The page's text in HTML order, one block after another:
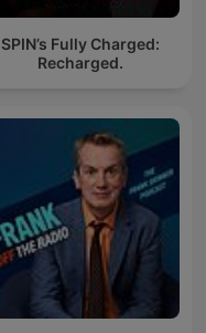
SPIN’s Fully Charged:
Recharged.